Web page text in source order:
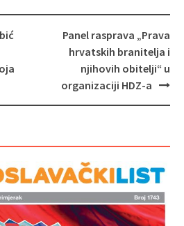
Panel rasprava „Prava
hrvatskih branitelja i
njihovih obitelji“ u
organizaciji HDZ-a